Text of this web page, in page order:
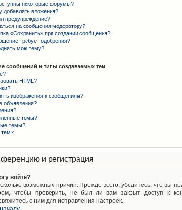
некоторые форумы?
добавлять вложения?
предупреждение?
на сообщения модератору?
«Сохранить» при создании сообщения?
требует одобрения?
мою тему?
сообщений и типы создаваемых тем
HTML?
изображения к сообщениям?
объявления?
темы?
темы?
тем?
и регистрация
войти?
возможных причин. Прежде всего, убедитесь, что вы
чтобы проверить, не был ли вам закрыт доступ к
с ним для исправления настроек.